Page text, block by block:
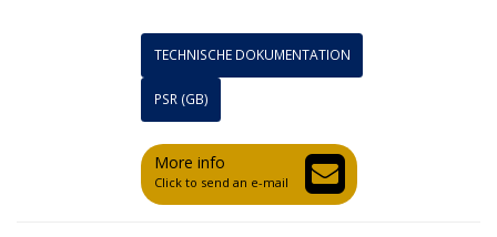
TECHNISCHE DOKUMENTATION
PSR (GB)
More info
Click to send an e-mail